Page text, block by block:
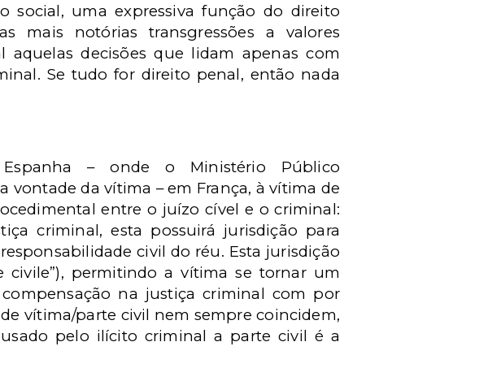
social, uma expressiva função do direito
mais notórias transgressões a valores
decisões que lidam apenas com
Se tudo for direito penal, então nada
– onde o Ministério Público
da vítima – em França, à vítima de
entre o juízo cível e o criminal:
criminal, esta possuirá jurisdição para
civil do réu. Esta jurisdição
permitindo a vítima se tornar um
na justiça criminal com por
vítima/parte civil nem sempre coincidem,
pelo ilícito criminal a parte civil é a